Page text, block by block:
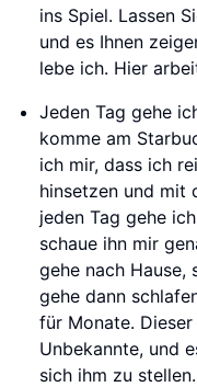
ins Spiel. Lassen
und es Ihnen
lebe ich. Hier
Jeden Tag gehe
komme am
ich mir, dass ich
hinsetzen und mit
jeden Tag gehe
schaue ihn mir
gehe nach Hause,
gehe dann
für Monate.
Unbekannte, und
sich ihm zu stellen.